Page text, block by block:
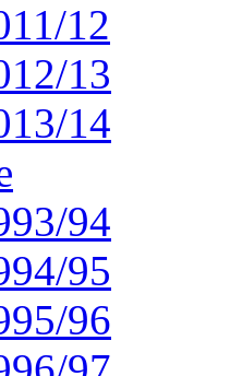
12
13
14
94
95
96